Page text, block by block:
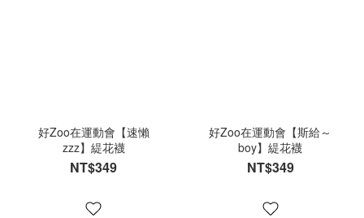
好Zoo在運動會【速懶
zzz】緹花襪
NT$349
好Zoo在運動會【斯給～
boy】緹花襪
NT$349